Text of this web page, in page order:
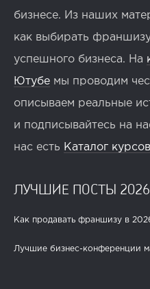
бизнесе. Из наших
как выбирать
успешного бизнеса. На
Ютубе мы проводим
описываем реальные
и подписывайтесь на
нас есть Каталог курсов
ЛУЧШИЕ ПОСТЫ 2026
Как продавать франшизу в
Лучшие бизнес-конференции